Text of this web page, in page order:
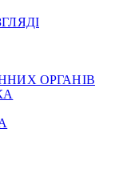
ОРГАНІВ